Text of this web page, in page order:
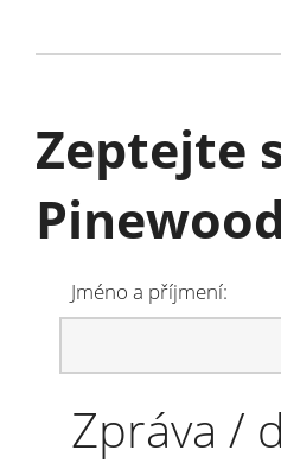
Zeptejte
Pinewood
Jméno a příjmení:
Zpráva /